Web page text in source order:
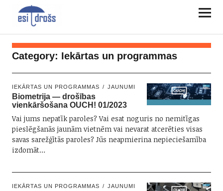
Category: Iekārtas un programmas
IEKĀRTAS UN PROGRAMMAS JAUNUMI
Biometrija — drošības
vienkāršošana OUCH! 01/2023
Vai jums nepatīk paroles? Vai esat noguris no nemitīgas
pieslēgšanās jaunām vietnēm vai nevarat atcerēties visas
savas sarežģītās paroles? Jūs neapmierina nepieciešamība
izdomāt…
IEKĀRTAS UN PROGRAMMAS JAUNUMI